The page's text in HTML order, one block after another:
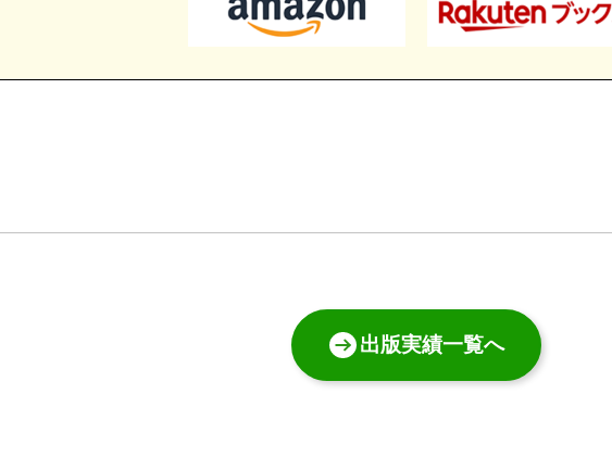
出版実績一覧へ